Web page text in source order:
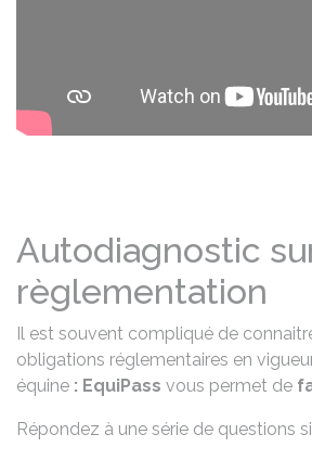
Autodiagnostic
règlementation
Il est souvent compliqué de
obligations réglementaires en
équine : EquiPass vous permet de
Répondez à une série de questions